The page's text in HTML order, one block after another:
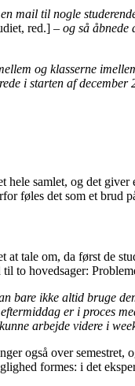
mail til nogle
red.] – og så åbnede
og klasserne
i starten af
hele samlet, og det
føles det som et brud
at tale om, da først de
to hovedsager:
bare ikke altid bruge
er i proces
arbejde videre i
også over semestret,
formes: i det